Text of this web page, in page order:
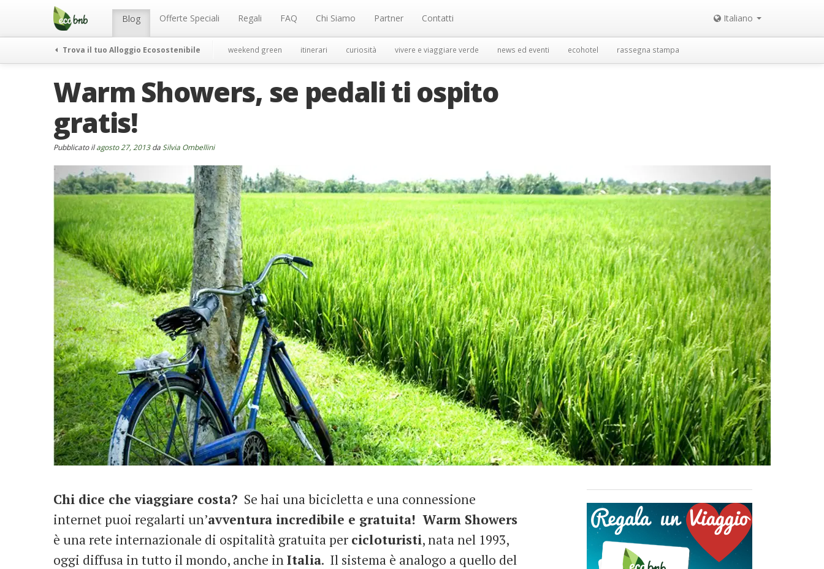
Menu Blog Offerte Speciali Regali FAQ Chi Siamo Partner Contatti Italiano
Trova il tuo Alloggio Ecosostenibile weekend green itinerari curiosità vivere e viaggiare verde news ed eventi ecohotel rassegna stampa
Warm Showers, se pedali ti ospito
gratis!
Pubblicato ilagosto 27, 2013da Silvia Ombellini
Chi dice che viaggiare costa? Se hai una bicicletta e una connessione
internet puoi regalarti un’avventura incredibile e gratuita!Warm Showers
è una rete internazionale di ospitalità gratuita per cicloturisti, nata nel 1993,
oggi diffusa in tutto il mondo, anche inItalia. Il sistema è analogo a quello del